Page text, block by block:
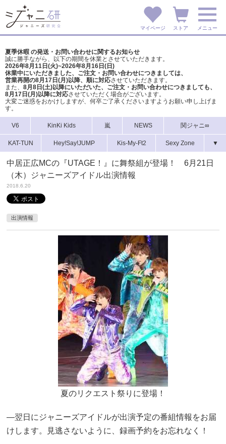
マイページ ストア メニュー
夏季休暇 の発送・お問い合わせに関するお知らせ
誠に勝手ながら、以下の期間を休業とさせていただきます。
2026年8月11日(火)~2026年8月16日(日)
休業中にいただきました、ご注文・お問い合わせにつきましては、
営業再開の8月17日(月)以降、順に対応させていただきます。
また、 8月8日(土)以降にいただいた、ご注文・ お問い合わせにつきましても、
8月17日(月)以降に対応させていただく場合がございます。
大変ご迷惑をおかけしますが、 何卒ご了承くださいますようお願い申し上げま
す。
V6 KinKi Kids 嵐 NEWS 関ジャニ∞
KAT-TUN Hey!Say!JUMP Kis-My-Ft2 Sexy Zone ▼
中居正広MCの『UTAGE！』に舞祭組が登場！ 6月21日
（木）ジャニーズアイドル出演情報
2018.6.20
出演情報
夏のリクエスト祭りに登場！
―翌日にジャニーズアイドルが出演予定の番組情報をお届
けします。見逃さないように、録画予約をお忘れなく！